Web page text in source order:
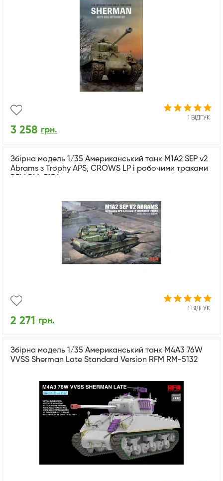
1 ВІДГУК
3 258 грн.
Збірна модель 1/35 Американський танк M1A2 SEP v2
Abrams з Trophy APS, CROWS LP і робочими траками
1 ВІДГУК
2 271 грн.
Збірна модель 1/35 Американський танк M4A3 76W
VVSS Sherman Late Standard Version RFM RM-5132